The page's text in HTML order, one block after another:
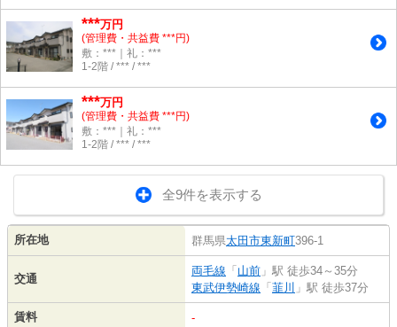
***万円
(管理費・共益費 ***円)
敷：***｜礼：***
1-2階 / *** / ***
***万円
(管理費・共益費 ***円)
敷：***｜礼：***
1-2階 / *** / ***
全9件を表示する
所在地 群馬県太田市東新町396-1
交通
両毛線 「 山前 」駅 徒歩34～35分
東武伊勢崎線 「 韮川 」駅 徒歩37分
賃料 -